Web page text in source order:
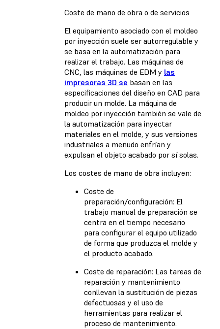
Coste de mano de obra o de servicios
El equipamiento asociado con el moldeo
por inyección suele ser autorregulable y
se basa en la automatización para
realizar el trabajo. Las máquinas de
CNC, las máquinas de EDM y las
impresoras 3D se basan en las
especificaciones del diseño en CAD para
producir un molde. La máquina de
moldeo por inyección también se vale de
la automatización para inyectar
materiales en el molde, y sus versiones
industriales a menudo enfrían y
expulsan el objeto acabado por sí solas.
Los costes de mano de obra incluyen:
Coste de
preparación/configuración: El
trabajo manual de preparación se
centra en el tiempo necesario
para configurar el equipo utilizado
de forma que produzca el molde y
el producto acabado.
Coste de reparación: Las tareas de
reparación y mantenimiento
conllevan la sustitución de piezas
defectuosas y el uso de
herramientas para realizar el
proceso de mantenimiento.